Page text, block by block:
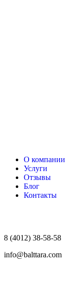
О компании
Услуги
Отзывы
Блог
Контакты
8 (4012) 38-58-58
info@balttara.com